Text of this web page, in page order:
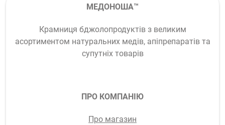
МЕДОНОША™
Крамниця бджолопродуктів з великим
асортиментом натуральних медів, апіпрепаратів та
супутніх товарів
ПРО КОМПАНІЮ
Про магазин